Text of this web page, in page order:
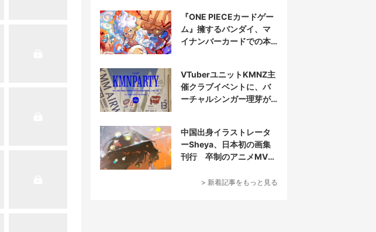
『ONE PIECEカードゲー
ム』擁するバンダイ、マ
イナンバーカードでの本
VTuberユニットKMNZ主
催クラブイベントに、バ
ーチャルシンガー理芽が
中国出身イラストレータ
ーSheya、日本初の画集
刊行 卒制のアニメMVが
> 新着記事をもっと見る